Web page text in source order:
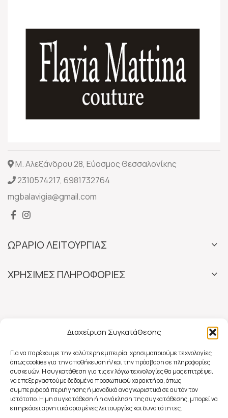
Διαχείριση Συγκατάθεσης
Για να παρέχουμε την καλύτερη εμπειρία, χρησιμοποιούμε τεχνολογίες
όπως cookies για την αποθήκευση ή/και την πρόσβαση σε πληροφορίες
συσκευών. Η συγκατάθεση για τις εν λόγω τεχνολογίες θα μας επιτρέψει
να επεξεργαστούμε δεδομένα προσωπικού χαρακτήρα, όπως
συμπεριφορά περιήγησης ή μοναδικά αναγνωριστικά σε αυτόν τον
ιστότοπο. Η μη συγκατάθεση ή η ανάκληση της συγκατάθεσης, μπορεί να
επηρεάσει αρνητικά ορισμένες λειτουργίες και δυνατότητες.
Μ. Αλεξάνδρου 28, Εύοσμος Θεσσαλονίκης
2310574217, 6981732764
mgbalavigia@gmail.com
ΩΡΑΡΙΟ ΛΕΙΤΟΥΡΓΙΑΣ
ΧΡΗΣΙΜΕΣ ΠΛΗΡΟΦΟΡΙΕΣ